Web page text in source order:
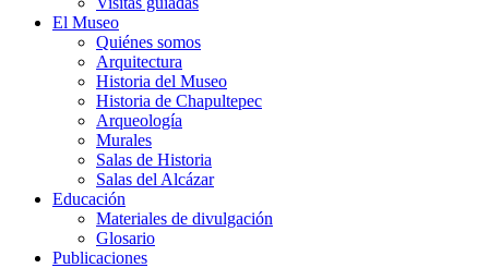
El Museo
Quiénes somos
Arquitectura
Historia del Museo
Historia de Chapultepec
Arqueología
Murales
Salas de Historia
Salas del Alcázar
Educación
Materiales de divulgación
Glosario
Publicaciones